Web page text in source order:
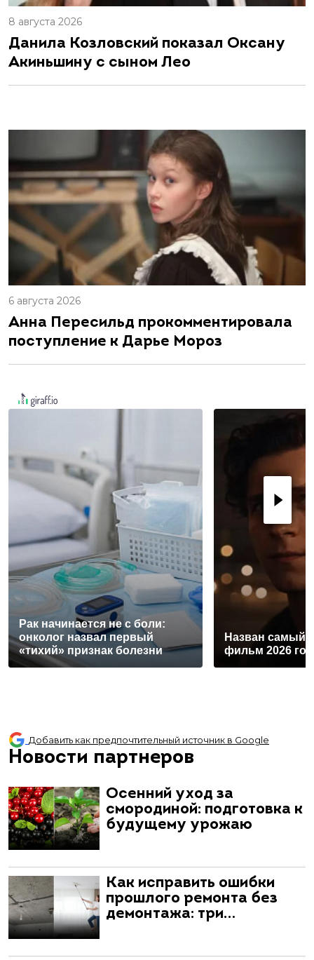
8 августа 2026
Данила Козловский показал Оксану
Акиньшину с сыном Лео
6 августа 2026
Анна Пересильд прокомментировала
поступление к Дарье Мороз
Рак начинается не с боли:
онколог назвал первый
«тихий» признак болезни
Назван самый
фильм 2026
Добавить как предпочтительный источник в Google
Новости партнеров
Осенний уход за
смородиной: подготовка к
будущему урожаю
Как исправить ошибки
прошлого ремонта без
демонтажа: три…